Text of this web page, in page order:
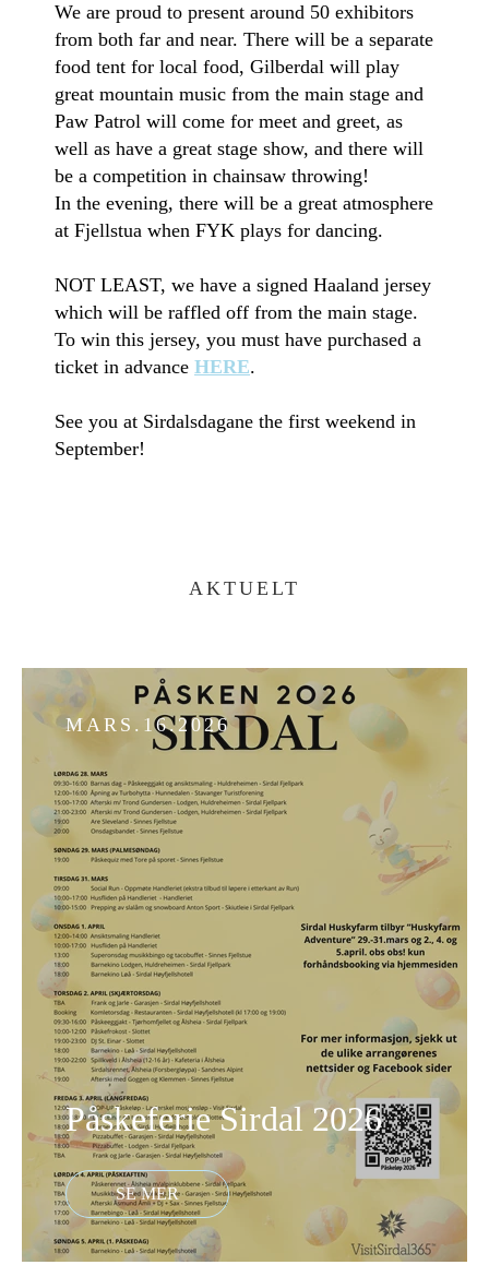
We are proud to present around 50 exhibitors
from both far and near. There will be a separate
food tent for local food, Gilberdal will play
great mountain music from the main stage and
Paw Patrol will come for meet and greet, as
well as have a great stage show, and there will
be a competition in chainsaw throwing!
In the evening, there will be a great atmosphere
at Fjellstua when FYK plays for dancing.
NOT LEAST, we have a signed Haaland jersey
which will be raffled off from the main stage.
To win this jersey, you must have purchased a
ticket in advance HERE.
See you at Sirdalsdagane the first weekend in
September!
AKTUELT
MARS.16.2026
Påskeferie Sirdal 2026